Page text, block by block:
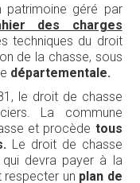
patrimoine géré par
des charges
techniques du droit
de la chasse, sous
départementale.
le droit de chasse
La commune
et procède tous
Le droit de chasse
devra payer à la
respecter un plan de